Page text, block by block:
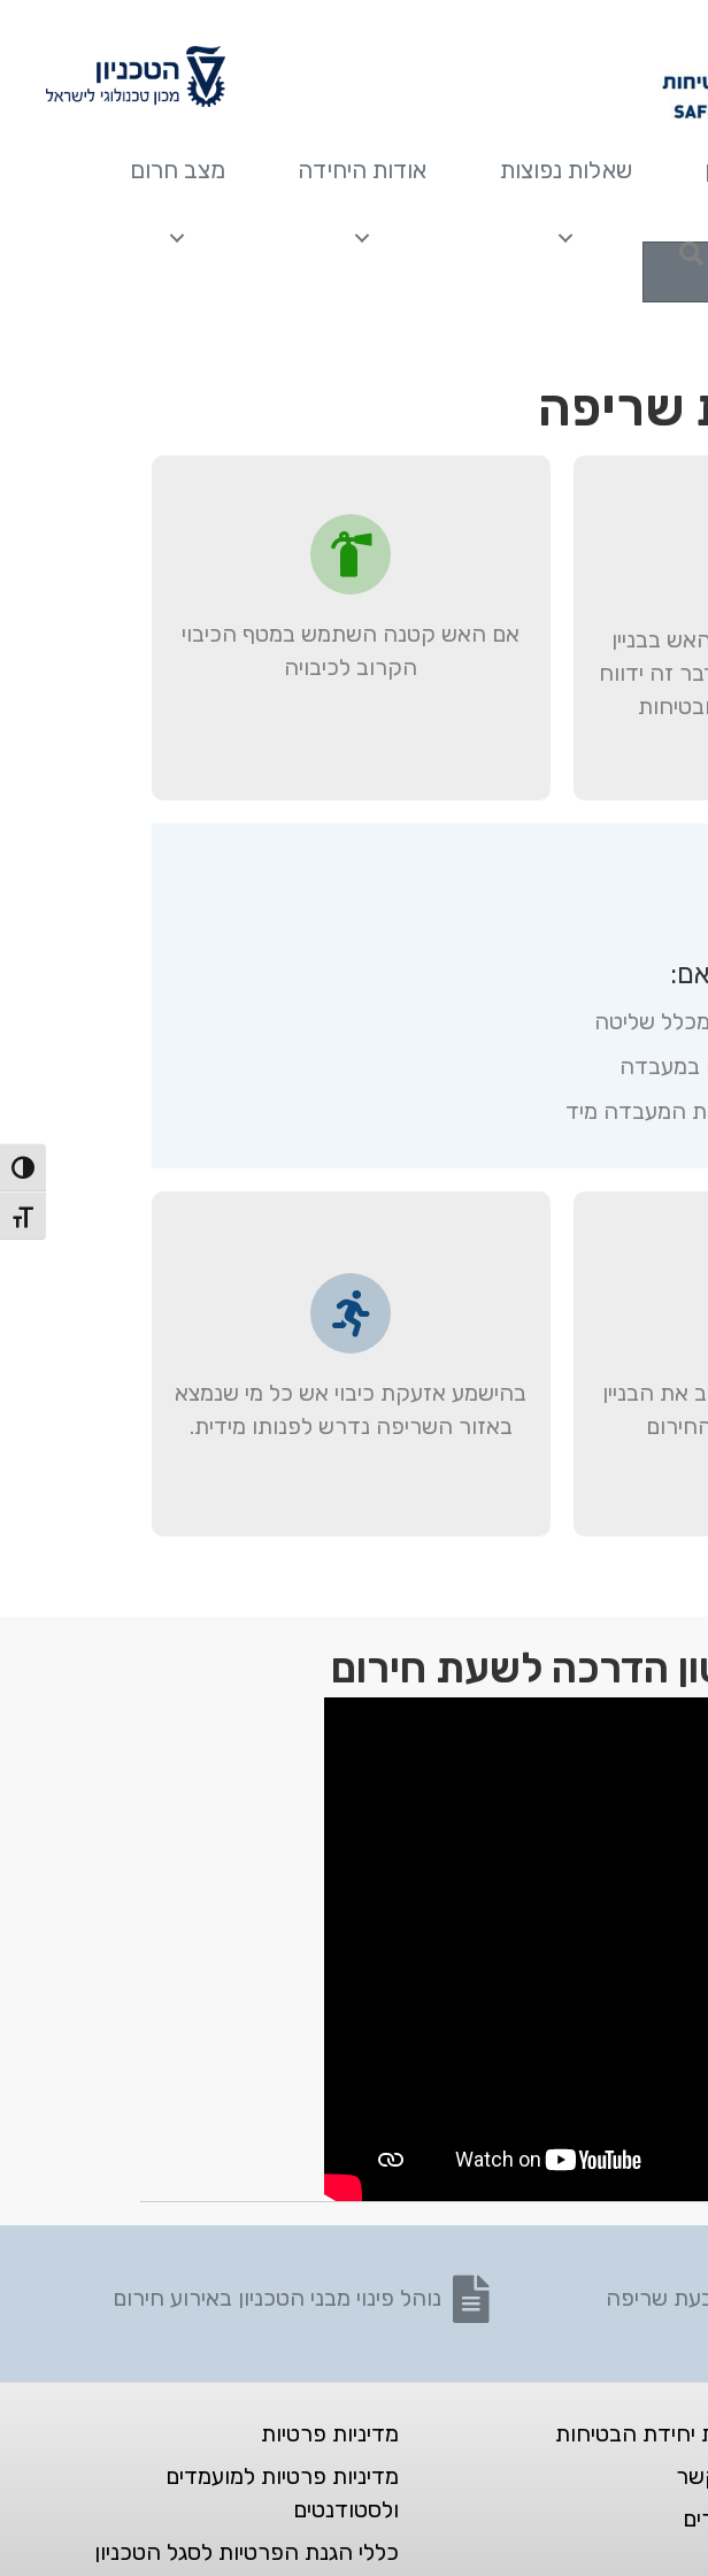
מתג
שאלות נפוצות אודות היחידה מצב חרום
חפש
שריפה
בבניין
זה ידווח
אם האש קטנה השתמש במטף הכיבוי
הקרוב לכיבויה
שליטה
במעבדה
המעבדה מיד
את הבניין
בהישמע אזעקת כיבוי אש כל מי שנמצא
באזור השריפה נדרש לפנותו מידית.
הדרכה לשעת חירום
שריפה נפתח בקובץ PDF
נוהל פינוי מבני הטכניון באירוע חירום
יחידת הבטיחות
מדיניות פרטיות
מדיניות פרטיות למועמדים
ולסטודנטים
כללי הגנת הפרטיות לסגל הטכניון